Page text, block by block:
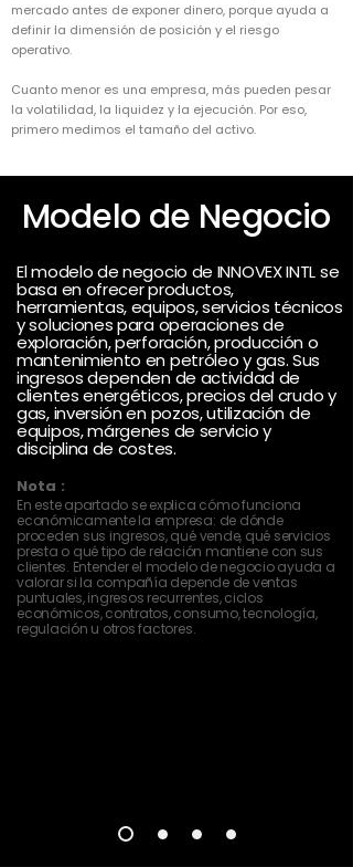
mercado antes de exponer dinero, porque ayuda a
definir la dimensión de posición y el riesgo
operativo.
Cuanto menor es una empresa, más pueden pesar
la volatilidad, la liquidez y la ejecución. Por eso,
primero medimos el tamaño del activo.
Modelo de Negocio
El modelo de negocio de INNOVEX INTL se
basa en ofrecer productos,
herramientas, equipos, servicios técnicos
y soluciones para operaciones de
exploración, perforación, producción o
mantenimiento en petróleo y gas. Sus
ingresos dependen de actividad de
clientes energéticos, precios del crudo y
gas, inversión en pozos, utilización de
equipos, márgenes de servicio y
disciplina de costes.
Nota :
En este apartado se explica cómo funciona
económicamente la empresa: de dónde
proceden sus ingresos, qué vende, qué servicios
presta o qué tipo de relación mantiene con sus
clientes. Entender el modelo de negocio ayuda a
valorar si la compañía depende de ventas
puntuales, ingresos recurrentes, ciclos
económicos, contratos, consumo, tecnología,
regulación u otros factores.